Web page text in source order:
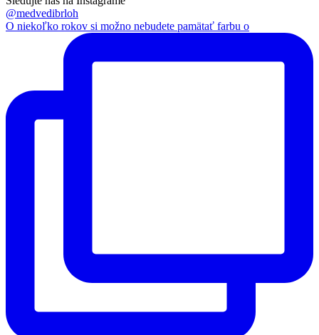
@medvedibrloh
O niekoľko rokov si možno nebudete pamätať farbu o